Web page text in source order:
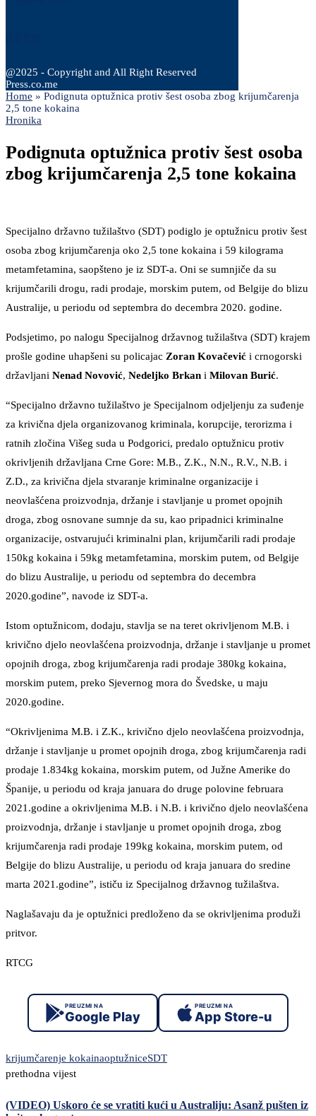
@2025 - Copyright and All Right Reserved
Press.co.me
Home » Podignuta optužnica protiv šest osoba zbog krijumčarenja
2,5 tone kokaina
Hronika
Podignuta optužnica protiv šest osoba
zbog krijumčarenja 2,5 tone kokaina
Specijalno državno tužilaštvo (SDT) podiglo je optužnicu protiv šest
osoba zbog krijumčarenja oko 2,5 tone kokaina i 59 kilograma
metamfetamina, saopšteno je iz SDT-a. Oni se sumnjiče da su
krijumčarili drogu, radi prodaje, morskim putem, od Belgije do blizu
Australije, u periodu od septembra do decembra 2020. godine.
Podsjetimo, po nalogu Specijalnog državnog tužilaštva (SDT) krajem
prošle godine uhapšeni su policajac Zoran Kovačević i crnogorski
državljani Nenad Novović, Nedeljko Brkan i Milovan Burić.
“Specijalno državno tužilaštvo je Specijalnom odjeljenju za suđenje
za krivična djela organizovanog kriminala, korupcije, terorizma i
ratnih zločina Višeg suda u Podgorici, predalo optužnicu protiv
okrivljenih državljana Crne Gore: M.B., Z.K., N.N., R.V., N.B. i
Z.D., za krivična djela stvaranje kriminalne organizacije i
neovlašćena proizvodnja, držanje i stavljanje u promet opojnih
droga, zbog osnovane sumnje da su, kao pripadnici kriminalne
organizacije, ostvarujući kriminalni plan, krijumčarili radi prodaje
150kg kokaina i 59kg metamfetamina, morskim putem, od Belgije
do blizu Australije, u periodu od septembra do decembra
2020.godine”, navode iz SDT-a.
Istom optužnicom, dodaju, stavlja se na teret okrivljenom M.B. i
krivično djelo neovlašćena proizvodnja, držanje i stavljanje u promet
opojnih droga, zbog krijumčarenja radi prodaje 380kg kokaina,
morskim putem, preko Sjevernog mora do Švedske, u maju
2020.godine.
“Okrivljenima M.B. i Z.K., krivično djelo neovlašćena proizvodnja,
držanje i stavljanje u promet opojnih droga, zbog krijumčarenja radi
prodaje 1.834kg kokaina, morskim putem, od Južne Amerike do
Španije, u periodu od kraja januara do druge polovine februara
2021.godine a okrivljenima M.B. i N.B. i krivično djelo neovlašćena
proizvodnja, držanje i stavljanje u promet opojnih droga, zbog
krijumčarenja radi prodaje 199kg kokaina, morskim putem, od
Belgije do blizu Australije, u periodu od kraja januara do sredine
marta 2021.godine”, ističu iz Specijalnog državnog tužilaštva.
Naglašavaju da je optužnici predloženo da se okrivljenima produži
pritvor.
RTCG
PREUZMI NA
Google Play
PREUZMI NA
App Store-u
krijumčarenje kokainaoptužniceSDT
prethodna vijest
(VIDEO) Uskoro će se vratiti kući u Australiju: Asanž pušten iz